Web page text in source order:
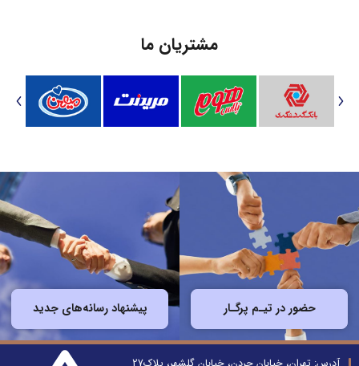
مشتریان ما
حضور در تیـم پرگـار پیشنهاد رسانه‌های جدید